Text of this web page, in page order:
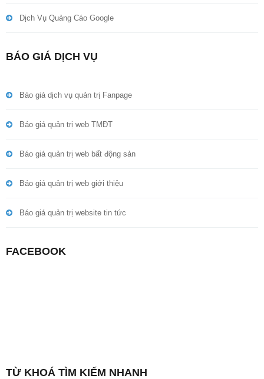
Dịch Vụ Quảng Cáo Google
BÁO GIÁ DỊCH VỤ
Báo giá dịch vụ quản trị Fanpage
Báo giá quản trị web TMĐT
Báo giá quản trị web bất động sản
Báo giá quản trị web giới thiệu
Báo giá quản trị website tin tức
FACEBOOK
TỪ KHOÁ TÌM KIẾM NHANH